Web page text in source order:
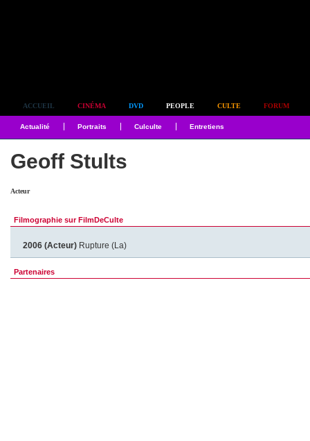
ACCUEIL CINÉMA DVD PEOPLE CULTE FORUM
Actualité Portraits Culculte Entretiens
Geoff Stults
Acteur
Filmographie sur FilmDeCulte
2006 (Acteur) Rupture (La)
Partenaires